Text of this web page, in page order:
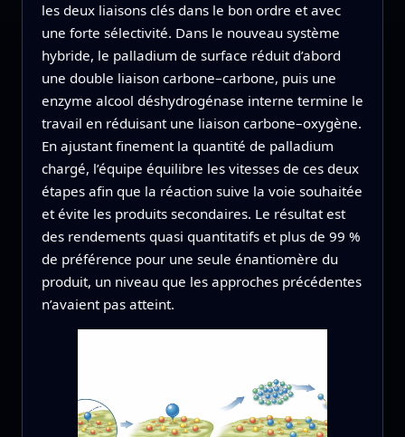
les deux liaisons clés dans le bon ordre et avec
une forte sélectivité. Dans le nouveau système
hybride, le palladium de surface réduit d’abord
une double liaison carbone–carbone, puis une
enzyme alcool déshydrogénase interne termine le
travail en réduisant une liaison carbone–oxygène.
En ajustant finement la quantité de palladium
chargé, l’équipe équilibre les vitesses de ces deux
étapes afin que la réaction suive la voie souhaitée
et évite les produits secondaires. Le résultat est
des rendements quasi quantitatifs et plus de 99 %
de préférence pour une seule énantiomère du
produit, un niveau que les approches précédentes
n’avaient pas atteint.